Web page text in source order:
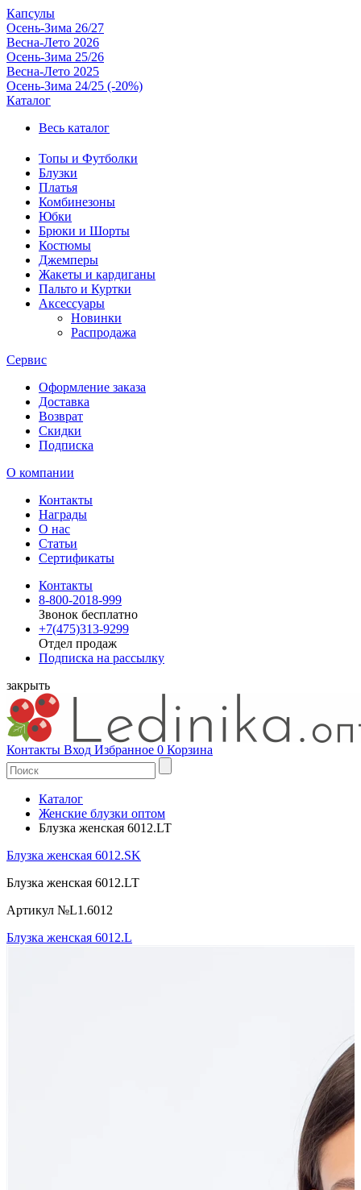
Капсулы
Осень-Зима 26/27
Весна-Лето 2026
Осень-Зима 25/26
Весна-Лето 2025
Осень-Зима 24/25 (-20%)
Каталог
Весь каталог
Топы и Футболки
Блузки
Платья
Комбинезоны
Юбки
Брюки и Шорты
Костюмы
Джемперы
Жакеты и кардиганы
Пальто и Куртки
Аксессуары
Новинки
Распродажа
Сервис
Оформление заказа
Доставка
Возврат
Скидки
Подписка
О компании
Контакты
Награды
О нас
Статьи
Сертификаты
Контакты
8-800-2018-999
Звонок бесплатно
+7(475)313-9299
Отдел продаж
Подписка на рассылку
закрыть
Контакты Вход Избранное 0 Корзина
Каталог
Женские блузки оптом
Блузка женская 6012.LT
Блузка женская 6012.SK
Блузка женская 6012.LT
Артикул №L1.6012
Блузка женская 6012.L